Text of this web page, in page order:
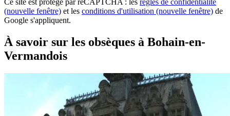
Ce site est protégé par reCAPTCHA : les règles de confidentialité
(nouvelle fenêtre) et les conditions d'utilisation (nouvelle fenêtre) de
Google s'appliquent.
À savoir sur les obsèques à Bohain-en-
Vermandois